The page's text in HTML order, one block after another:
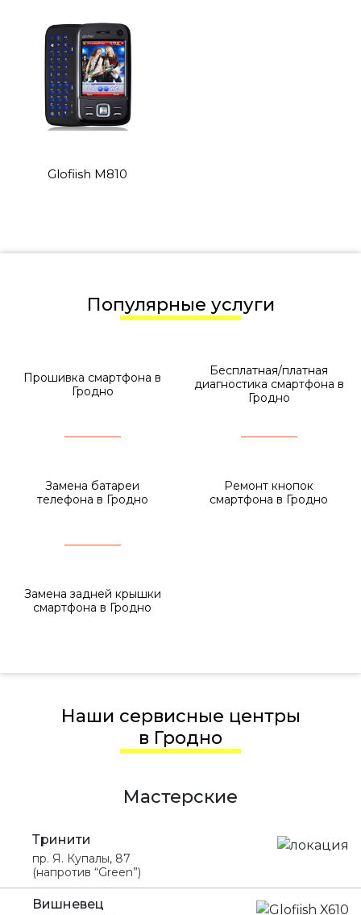
Glofiish M810
Популярные услуги
Прошивка смартфона в
Гродно
Бесплатная/платная
диагностика смартфона в
Гродно
Замена батареи
телефона в Гродно
Ремонт кнопок
смартфона в Гродно
Замена задней крышки
смартфона в Гродно
Наши сервисные центры
в Гродно
Мастерские
Тринити
пр. Я. Купалы, 87
(напротив “Green”)
Вишневец